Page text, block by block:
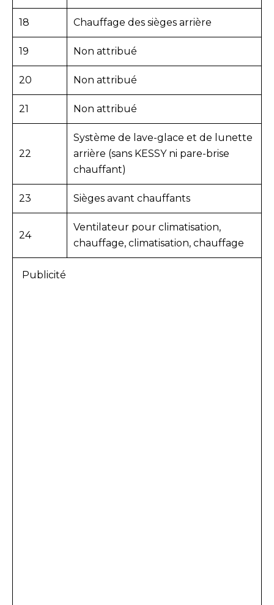
18 Chauffage des sièges arrière
19 Non attribué
20 Non attribué
21 Non attribué
22
Système de lave-glace et de lunette
arrière (sans KESSY ni pare-brise
chauffant)
23 Sièges avant chauffants
24
Ventilateur pour climatisation,
chauffage, climatisation, chauffage
Publicité